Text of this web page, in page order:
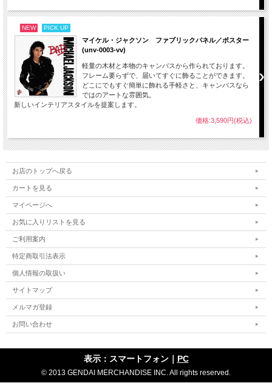
NEW PICK UP
マイケル・ジャクソン ファブリックパネル／ポスター
(unv-0003-vv)
軽量の木材と本物のキャンバスから作られております。
フレーム要らずで、届いてすぐに飾ることができます。
どこにでもすぐ簡単に飾れる手軽さと、キャンバスなら
ではのアートな雰囲気。
新しいインテリアスタイルを提案します。
価格:3,590円(税込)
お店のトップへ戻る
カートを見る
マイページへ
お気に入りリストを見る
ご利用案内
特定商取引法表示
個人情報の取扱い
サイトマップ
メルマガ登録
お問い合わせ
表示：スマートフォン｜ PC
© 2013 GENDAI MERCHANDISE INC. All rights reserved.